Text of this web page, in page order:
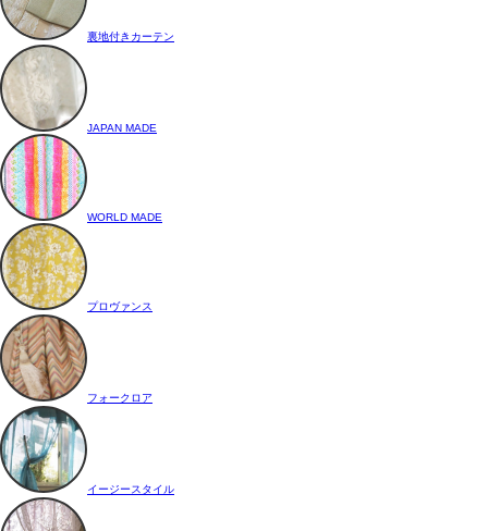
裏地付きカーテン
JAPAN MADE
WORLD MADE
プロヴァンス
フォークロア
イージースタイル